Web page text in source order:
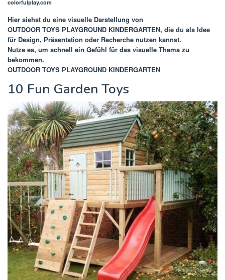
colorfulplay.com
Hier siehst du eine visuelle Darstellung von
OUTDOOR TOYS PLAYGROUND KINDERGARTEN, die du als Idee
für Design, Präsentation oder Recherche nutzen kannst.
Nutze es, um schnell ein Gefühl für das visuelle Thema zu
bekommen.
OUTDOOR TOYS PLAYGROUND KINDERGARTEN
10 Fun Garden Toys